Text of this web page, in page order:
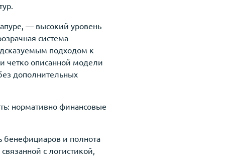
— высокий уровень
система
подходом к
четко описанной модели
дополнительных
нормативно финансовые
бенефициаров и полнота
с логистикой,